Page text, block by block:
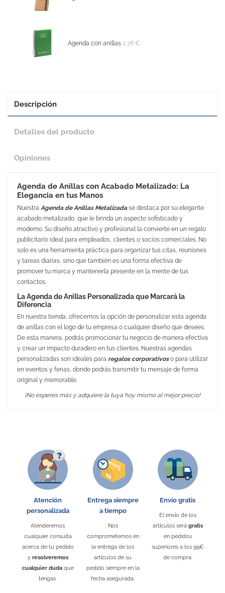
Agenda con anillas 2,78 €
Descripción
Detalles del producto
Opiniones
Agenda de Anillas con Acabado Metalizado: La
Elegancia en tus Manos
Nuestra Agenda de Anillas Metalizadase destaca por su elegante
acabado metalizado, que le brinda un aspecto sofisticado y
moderno. Su diseño atractivo y profesional la convierte en un regalo
publicitario ideal para empleados, clientes o socios comerciales. No
solo es una herramienta práctica para organizar tus citas, reuniones
y tareas diarias, sino que también es una forma efectiva de
promover tu marca y mantenerla presente en la mente de tus
contactos.
La Agenda de Anillas Personalizada que Marcará la
Diferencia
En nuestra tienda, ofrecemos la opción de personalizar esta agenda
de anillas con el logo de tu empresa o cualquier diseño que desees.
De esta manera, podrás promocionar tu negocio de manera efectiva
y crear un impacto duradero en tus clientes. Nuestras agendas
personalizadas son ideales para regalos corporativoso para utilizar
en eventos y ferias, donde podrás transmitir tu mensaje de forma
original y memorable.
¡No esperes más y adquiere la tuya hoy mismo al mejor precio!
NIQUELADAS EFECTO ALUMINIO
RAYADO
Embalaje Unitario NO
Área de marcaje 70 x 80 mm
Puedes encontrarlo en: Agendas Diarias
Fecha de disponibilidad: 2026-08-13
Atención
personalizada
Atenderemos
cualquier consulta
acerca de tu pedido
y resolveremos
cualquier dudaque
tengas.
Entrega siempre
a tiempo
Nos
comprometemos en
la entrega de los
artículos de su
pedido siempre en la
fecha asegurada.
Envío gratis
El envío de los
artículos será gratis
en pedidos
superiores a los 99€
de compra.